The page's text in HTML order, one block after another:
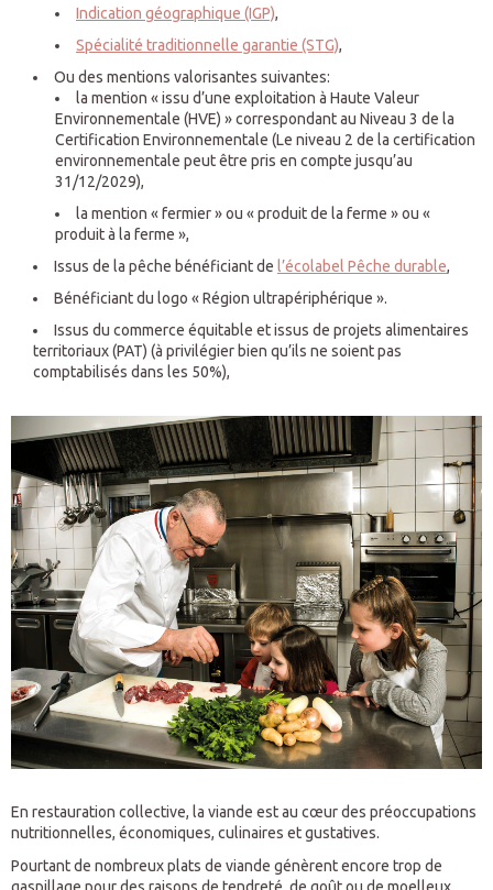
Indication géographique (IGP),
Spécialité traditionnelle garantie (STG),
Ou des mentions valorisantes suivantes:
la mention « issu d’une exploitation à Haute Valeur
Environnementale (HVE) » correspondant au Niveau 3 de la
Certification Environnementale (Le niveau 2 de la certification
environnementale peut être pris en compte jusqu’au
31/12/2029),
la mention « fermier » ou « produit de la ferme » ou «
produit à la ferme »,
Issus de la pêche bénéficiant de l’écolabel Pêche durable,
Bénéficiant du logo « Région ultrapériphérique ».
Issus du commerce équitable et issus de projets alimentaires
territoriaux (PAT) (à privilégier bien qu’ils ne soient pas
comptabilisés dans les 50%),
En restauration collective, la viande est au cœur des préoccupations
nutritionnelles, économiques, culinaires et gustatives.
Pourtant de nombreux plats de viande génèrent encore trop de